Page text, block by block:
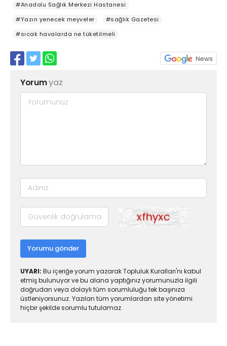
#Anadolu Sağlık Merkezi Hastanesi
#Yazın yenecek meyveler
#sağlık Gazetesi
#sıcak havalarda ne tüketilmeli
Yorumyaz
Yorumu gönder
UYARI: Bu içeriğe yorum yazarak Topluluk Kuralları'nı kabul
etmiş bulunuyor ve bu alana yaptığınız yorumunuzla ilgili
doğrudan veya dolaylı tüm sorumluluğu tek başınıza
üstleniyorsunuz. Yazılan tüm yorumlardan site yönetimi
hiçbir şekilde sorumlu tutulamaz.